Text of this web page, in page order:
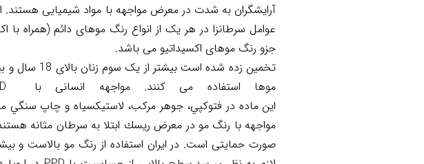
آرایشگران به شدت در معرض مواجهه با مواد شیمیایی
عوامل سرطانزا در هر یک از انواع رنگ موهای دائم (همراه با
جزو رنگ موهای اکسیداتیو می باشد.
موها استفاده می کنند. مواجهه انسانی با
اين ماده در فتوكپي، جوهر مركب، لاستيكسياه و چاپ سنگي
مواجهه با رنگ مو در معرض ريسك ابتلا به سرطان مثانه
صورت حمایتی است. در ایران استفاده از رنگ مو بالاست و